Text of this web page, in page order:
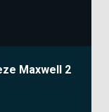
Maxwell 2